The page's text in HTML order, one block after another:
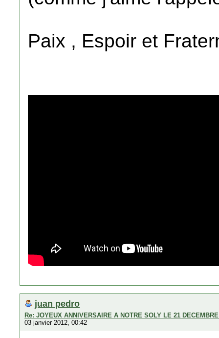
Paix , Espoir et
juan pedro
Re: JOYEUX ANNIVERSAIRE A NOTRE SOLY LE 21
03 janvier 2012, 00:42